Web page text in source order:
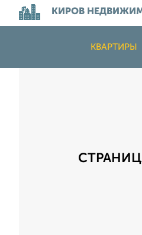
КИРОВ
КВАРТИРЫ